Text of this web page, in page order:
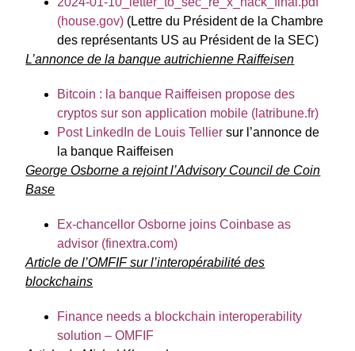
(house.gov) (Lettre du Président de la Chambre
des représentants US au Président de la SEC)
L’annonce de la banque autrichienne Raiffeisen
Bitcoin : la banque Raiffeisen propose des
cryptos sur son application mobile (latribune.fr)
Post LinkedIn de Louis Tellier sur l’annonce de
la banque Raiffeisen
George Osborne a rejoint l’Advisory Council de Coin
Base
Ex-chancellor Osborne joins Coinbase as
advisor (finextra.com)
Article de l’OMFIF sur l’interopérabilité des
blockchains
Finance needs a blockchain interoperability
solution – OMFIF